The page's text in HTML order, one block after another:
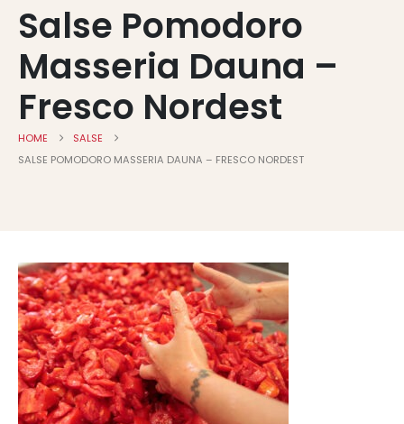
Salse Pomodoro
Masseria Dauna –
Fresco Nordest
HOME
SALSE
SALSE POMODORO MASSERIA DAUNA – FRESCO NORDEST